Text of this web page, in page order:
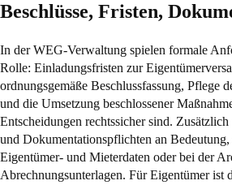
Beschlüsse, Fristen,
In der WEG-Verwaltung spielen formale
Rolle: Einladungsfristen zur
ordnungsgemäße Beschlussfassung, Pflege
und die Umsetzung beschlossener
Entscheidungen rechtssicher sind.
und Dokumentationspflichten an
Eigentümer- und Mieterdaten oder bei der
Abrechnungsunterlagen. Für Eigentümer ist